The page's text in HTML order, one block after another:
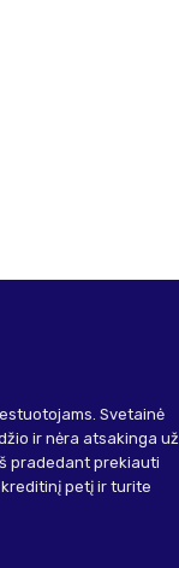
Svetainė
ir nėra atsakinga už
pradedant prekiauti
petį ir turite